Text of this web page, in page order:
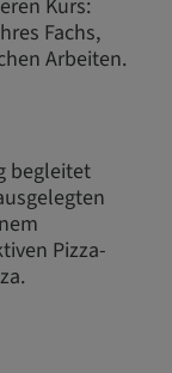
Kurs:
Fachs,
Arbeiten.
begleitet
Pizza-